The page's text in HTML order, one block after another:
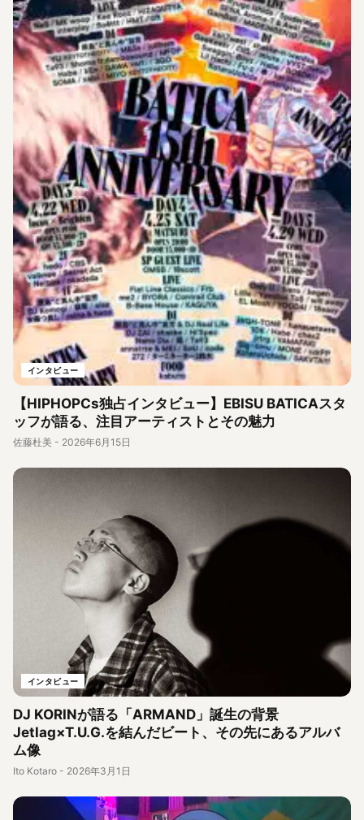
インタビュー
【HIPHOPCs独占インタビュー】EBISU BATICAスタ
ッフが語る、注目アーティストとその魅力
佐藤杜美 - 2026年6月15日
インタビュー
DJ KORINが語る「ARMAND」誕生の背景
Jetlag×T.U.G.を結んだビート、その先にあるアルバ
ム像
Ito Kotaro - 2026年3月1日